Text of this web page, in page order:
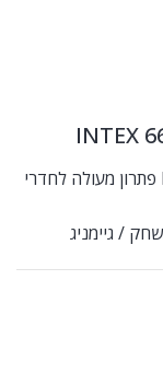
ספה מתנפחת נפתחת למיטה INTEX 66551 פתרון מעולה לחדרי
/ גיימניג